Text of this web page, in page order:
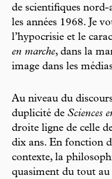
de scientifiques nord-
les années 1968. Je
l’hypocrisie et le
en marche, dans la
image dans les
Au niveau du
duplicité de Sciences
droite ligne de celle
dix ans. En fonction
contexte, la
quasiment du tout au